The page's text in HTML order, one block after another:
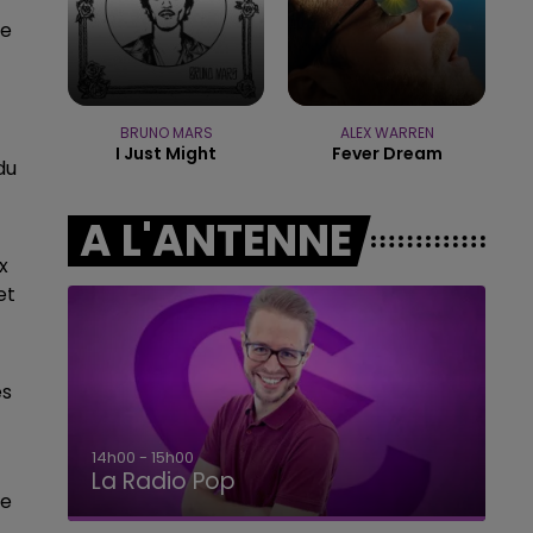
14h00 - 15h00
LA RADIO POP
BRUNO MARS
I Just Might
ALEX WARREN
Fever Dream
A L'ANTENNE
15h00 - 19h00
Le Club Champagne FM